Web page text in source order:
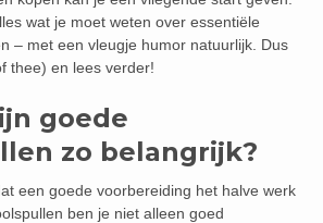
wat je moet weten over essentiële
– met een vleugje humor natuurlijk. Dus
thee) en lees verder!
goede
zo belangrijk?
een goede voorbereiding het halve werk
ben je niet alleen goed